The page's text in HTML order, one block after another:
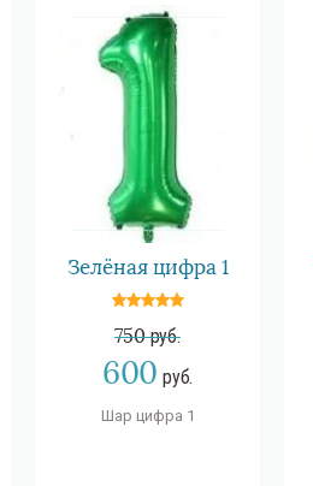
Зелёная цифра 1
600 руб.
750руб.
Шар цифра 1